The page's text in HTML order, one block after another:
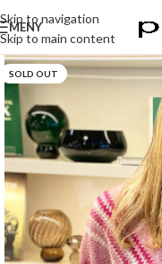
Skip to navigation
Skip to main content
MENY
SOLD OUT